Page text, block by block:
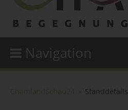
Navigation
Standdetails